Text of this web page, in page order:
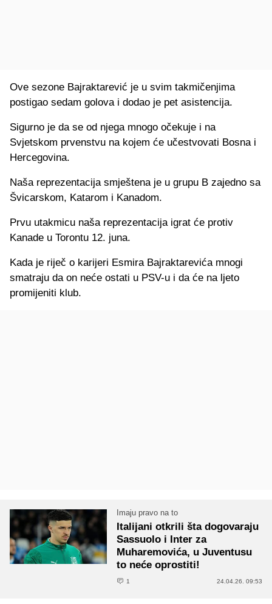
Ove sezone Bajraktarević je u svim takmičenjima
postigao sedam golova i dodao je pet asistencija.
Sigurno je da se od njega mnogo očekuje i na
Svjetskom prvenstvu na kojem će učestvovati Bosna i
Hercegovina.
Naša reprezentacija smještena je u grupu B zajedno sa
Švicarskom, Katarom i Kanadom.
Prvu utakmicu naša reprezentacija igrat će protiv
Kanade u Torontu 12. juna.
Kada je riječ o karijeri Esmira Bajraktarevića mnogi
smatraju da on neće ostati u PSV-u i da će na ljeto
promijeniti klub.
Imaju pravo na to
Italijani otkrili šta dogovaraju
Sassuolo i Inter za
Muharemovića, u Juventusu
to neće oprostiti!
1 24.04.26. 09:53